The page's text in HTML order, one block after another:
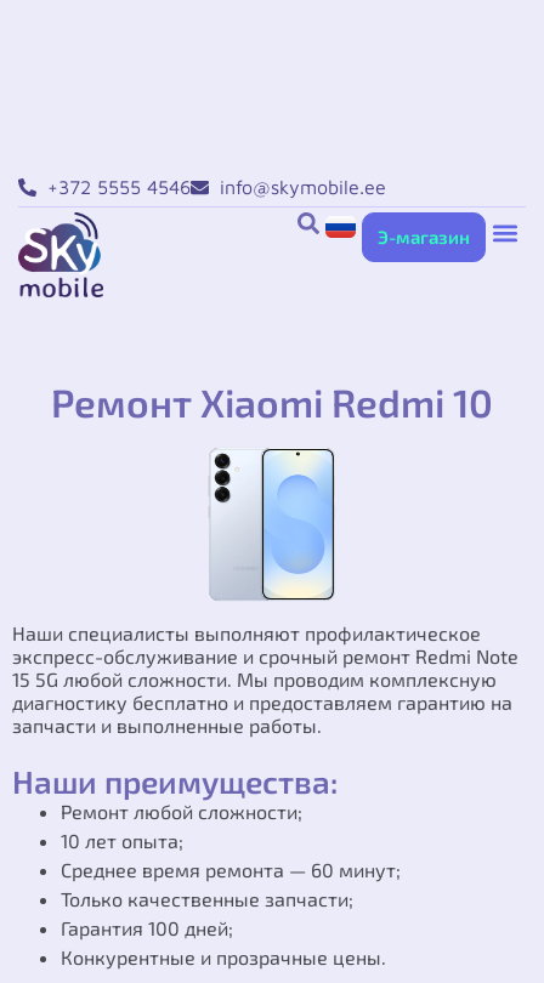
+372 5555 4546 info@skymobile.ee
Э-магазин
Ремонт Xiaomi Redmi 10
Наши специалисты выполняют профилактическое
экспресс-обслуживание и срочный ремонт Redmi Note
15 5G любой сложности. Мы проводим комплексную
диагностику бесплатно и предоставляем гарантию на
запчасти и выполненные работы.
Наши преимущества:
Ремонт любой сложности;
10 лет опыта;
Среднее время ремонта — 60 минут;
Только качественные запчасти;
Гарантия 100 дней;
Конкурентные и прозрачные цены.